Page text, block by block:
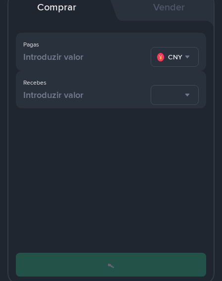
Comprar Vender
Pagas
CNY
Recebes